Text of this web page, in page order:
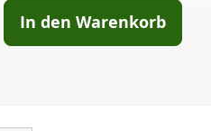
In den Warenkorb